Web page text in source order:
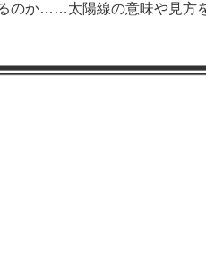
のか……太陽線の意味や見方